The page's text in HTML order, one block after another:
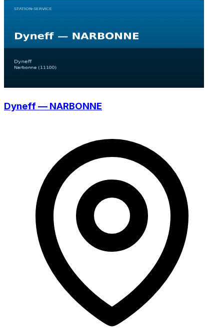
Dyneff — NARBONNE